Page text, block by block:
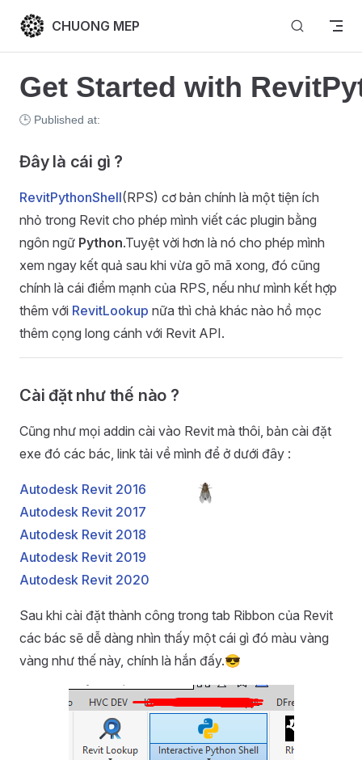
Skip to content
CHUONG MEP
Get Started with
🕒 Published at:
Đây là cái gì ?
RevitPythonShell(RPS) cơ bản chính là một tiện ích
nhỏ trong Revit cho phép mình viết các plugin bằng
ngôn ngữ Python.Tuyệt vời hơn là nó cho phép mình
xem ngay kết quả sau khi vừa gõ mã xong, đó cũng
chính là cái điểm mạnh của RPS, nếu như mình kết hợp
thêm với RevitLookup nữa thì chả khác nào hồ mọc
thêm cọng long cánh với Revit API.
Cài đặt như thế nào ?
Cũng như mọi addin cài vào Revit mà thôi, bản cài đặt
exe đó các bác, link tải về mình để ở dưới đây :
Autodesk Revit 2016
Autodesk Revit 2017
Autodesk Revit 2018
Autodesk Revit 2019
Autodesk Revit 2020
Sau khi cài đặt thành công trong tab Ribbon của Revit
các bác sẽ dễ dàng nhìn thấy một cái gì đó màu vàng
vàng như thế này, chính là hắn đấy.😎